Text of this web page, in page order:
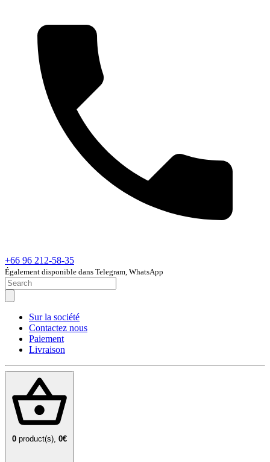
+66 96 212-58-35
Également disponible dans Telegram, WhatsApp
Sur la société
Contactez nous
Paiement
Livraison
0 product(s), 0€